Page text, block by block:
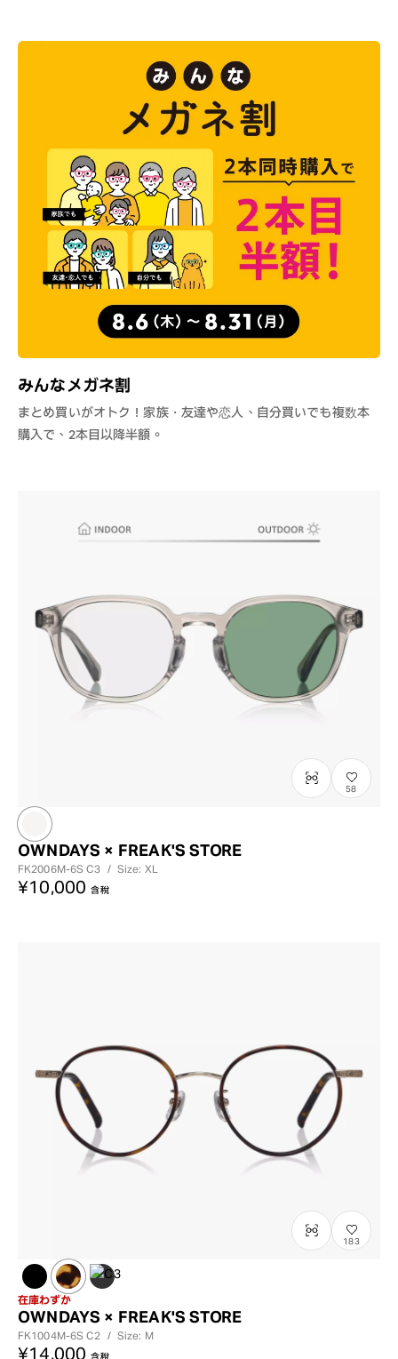
みんなメガネ割
まとめ買いがオトク！家族・友達や恋人、自分買いでも複数本
購入で、2本目以降半額。
58
OWNDAYS × FREAK'S STORE
FK2006M-6SC3 / Size: XL
¥10,000 含稅
183
在庫わずか
OWNDAYS × FREAK'S STORE
FK1004M-6SC2 / Size: M
¥14,000 含稅